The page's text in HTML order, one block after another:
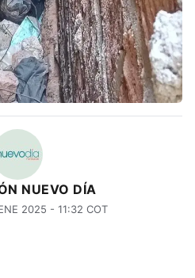
NUEVO DÍA
2025 - 11:32 COT